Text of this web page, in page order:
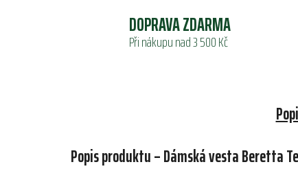
DOPRAVA ZDARMA
Při nákupu nad 3 500 Kč
Popis produktu – Dámská vesta Beretta